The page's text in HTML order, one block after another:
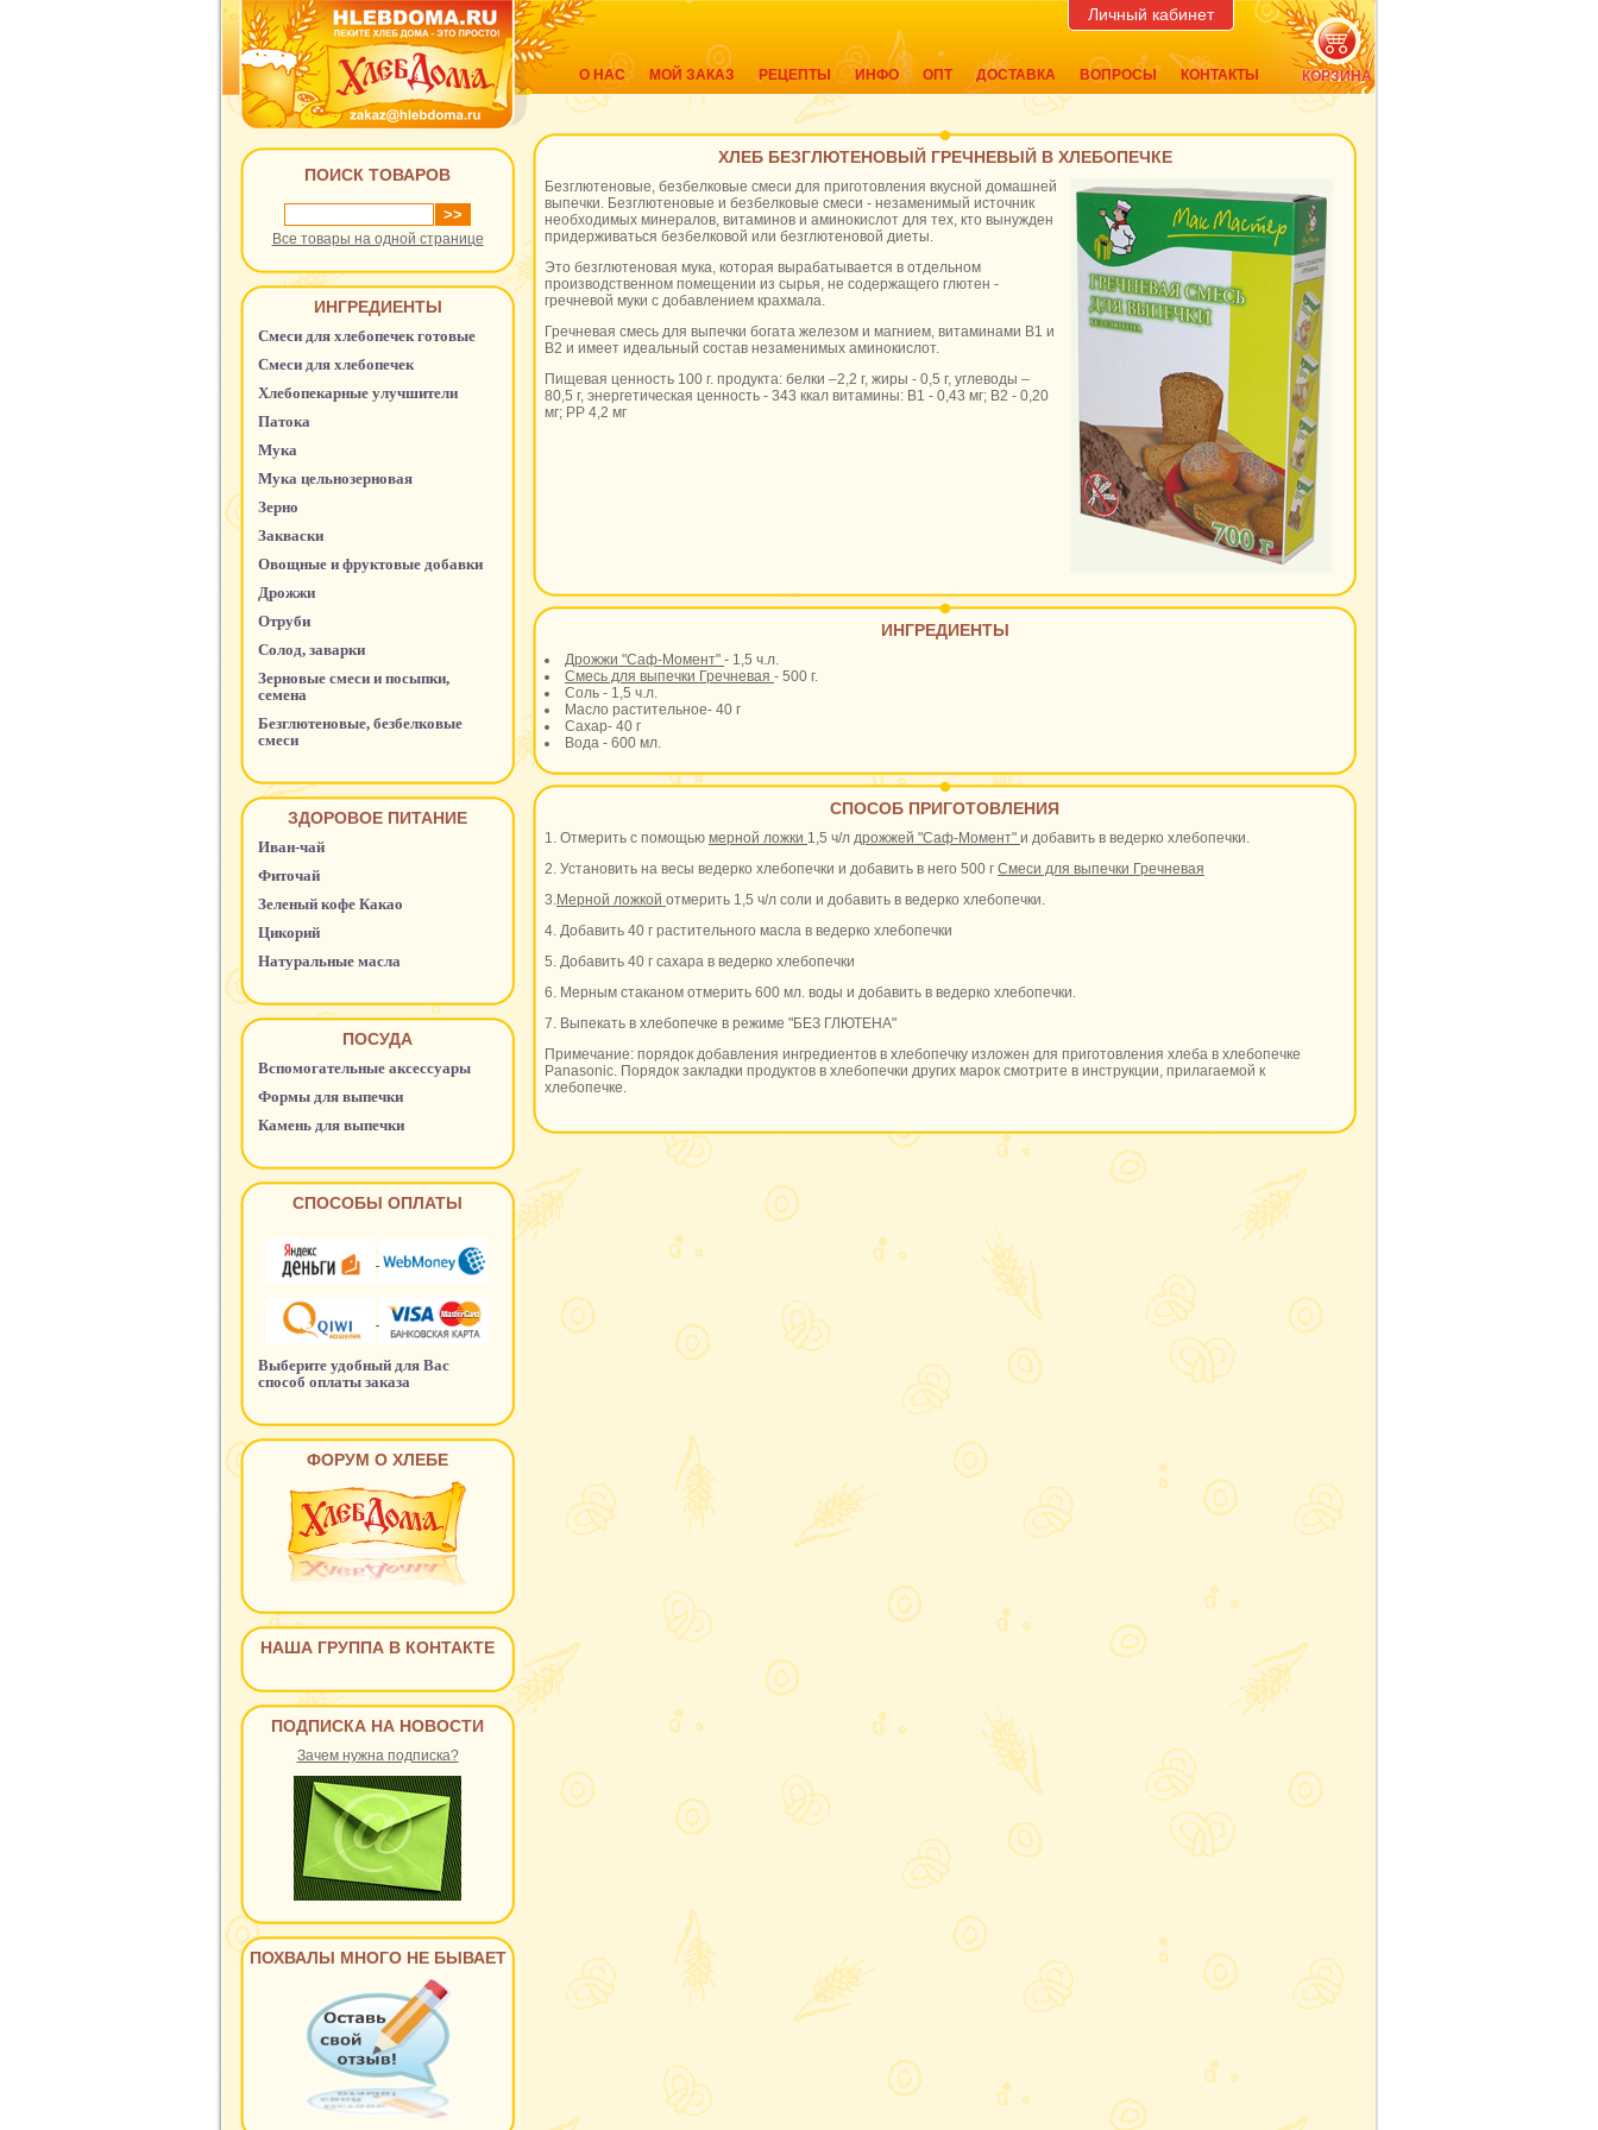
Личный кабинет
О НАС МОЙ ЗАКАЗ РЕЦЕПТЫ ИНФО ОПТ ДОСТАВКА ВОПРОСЫ КОНТАКТЫ КОРЗИНА
ПОИСК ТОВАРОВ
Все товары на одной странице
ИНГРЕДИЕНТЫ
Смеси для хлебопечек готовые
Смеси для хлебопечек
Хлебопекарные улучшители
Патока
Мука
Мука цельнозерновая
Зерно
Закваски
Овощные и фруктовые добавки
Дрожжи
Отруби
Солод, заварки
Зерновые смеси и посыпки,
семена
Безглютеновые, безбелковые
смеси
ЗДОРОВОЕ ПИТАНИЕ
Иван-чай
Фиточай
Зеленый кофе Какао
Цикорий
Натуральные масла
ПОСУДА
Вспомогательные аксессуары
Формы для выпечки
Камень для выпечки
СПОСОБЫ ОПЛАТЫ
Выберите удобный для Вас
способ оплаты заказа
ФОРУМ О ХЛЕБЕ
НАША ГРУППА В КОНТАКТЕ
ПОДПИСКА НА НОВОСТИ
Зачем нужна подписка?
ПОХВАЛЫ МНОГО НЕ БЫВАЕТ
ХЛЕБ БЕЗГЛЮТЕНОВЫЙ ГРЕЧНЕВЫЙ В ХЛЕБОПЕЧКЕ
Безглютеновые, безбелковые смеси для приготовления вкусной домашней
выпечки. Безглютеновые и безбелковые смеси - незаменимый источник
необходимых минералов, витаминов и аминокислот для тех, кто вынужден
придерживаться безбелковой или безглютеновой диеты.
Это безглютеновая мука, которая вырабатывается в отдельном
производственном помещении из сырья, не содержащего глютен -
гречневой муки с добавлением крахмала.
Гречневая смесь для выпечки богата железом и магнием, витаминами В1 и
В2 и имеет идеальный состав незаменимых аминокислот.
Пищевая ценность 100 г. продукта: белки –2,2 г, жиры - 0,5 г, углеводы –
80,5 г, энергетическая ценность - 343 ккал витамины: В1 - 0,43 мг; В2 - 0,20
мг; РР 4,2 мг
ИНГРЕДИЕНТЫ
Дрожжи "Саф-Момент" - 1,5 ч.л.
Смесь для выпечки Гречневая - 500 г.
Соль - 1,5 ч.л.
Масло растительное- 40 г
Сахар- 40 г
Вода - 600 мл.
СПОСОБ ПРИГОТОВЛЕНИЯ
1. Отмерить с помощью мерной ложки 1,5 ч/л дрожжей "Саф-Момент" и добавить в ведерко хлебопечки.
2. Установить на весы ведерко хлебопечки и добавить в него 500 г Смеси для выпечки Гречневая
3.Мерной ложкой отмерить 1,5 ч/л соли и добавить в ведерко хлебопечки.
4. Добавить 40 г растительного масла в ведерко хлебопечки
5. Добавить 40 г сахара в ведерко хлебопечки
6. Мерным стаканом отмерить 600 мл. воды и добавить в ведерко хлебопечки.
7. Выпекать в хлебопечке в режиме "БЕЗ ГЛЮТЕНА"
Примечание: порядок добавления ингредиентов в хлебопечку изложен для приготовления хлеба в хлебопечке
Panasonic. Порядок закладки продуктов в хлебопечки других марок смотрите в инструкции, прилагаемой к
хлебопечке.